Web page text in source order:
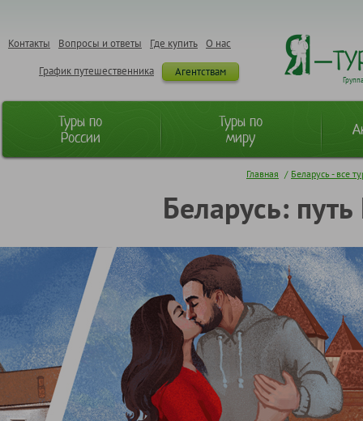
О нас
Где купить
Вопросы и ответы
Контакты
Агентствам
График путешественника
Туры по
России
Туры по
миру
Главная / Беларусь - все
Беларусь: